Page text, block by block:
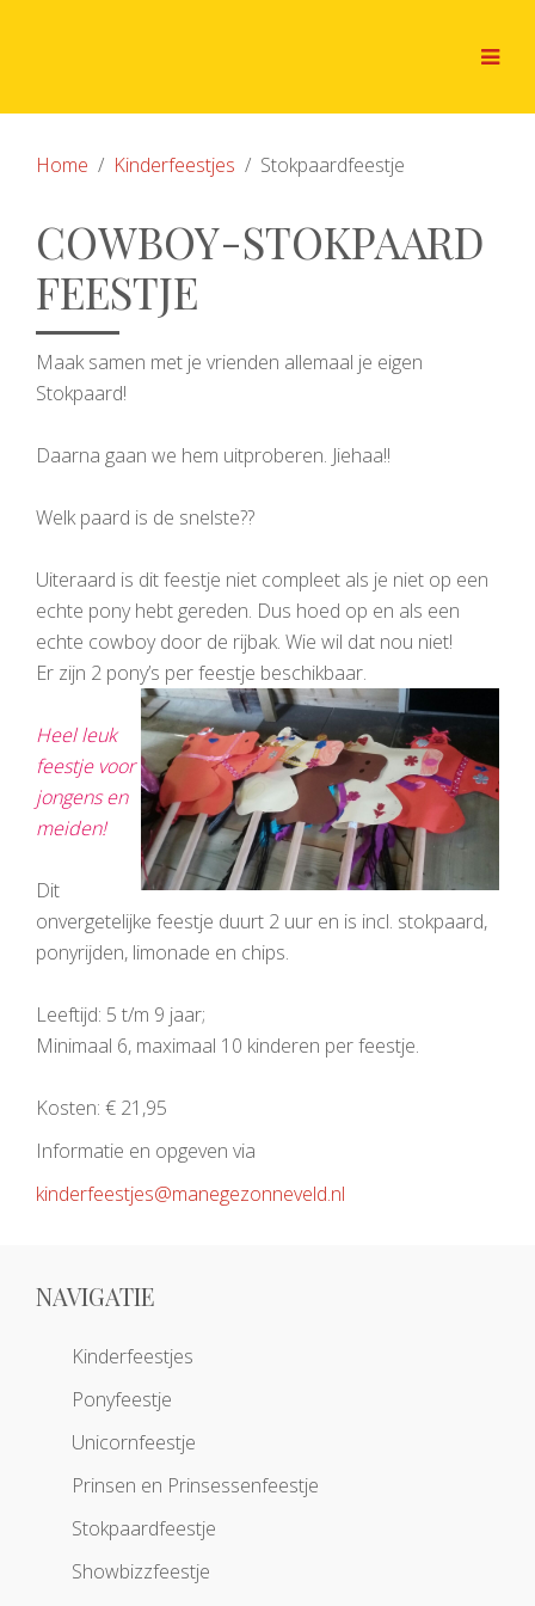
Home Kinderfeestjes Stokpaardfeestje
COWBOY-STOKPAARD
FEESTJE
Maak samen met je vrienden allemaal je eigen
Stokpaard!
Daarna gaan we hem uitproberen. Jiehaa!!
Welk paard is de snelste??
Uiteraard is dit feestje niet compleet als je niet op een
echte pony hebt gereden. Dus hoed op en als een
echte cowboy door de rijbak. Wie wil dat nou niet!
Er zijn 2 pony’s per feestje beschikbaar.
Heel leuk
feestje voor
jongens en
meiden!
Dit
onvergetelijke feestje duurt 2 uur en is incl. stokpaard,
ponyrijden, limonade en chips.
Leeftijd: 5 t/m 9 jaar;
Minimaal 6, maximaal 10 kinderen per feestje.
Kosten: € 21,95
Informatie en opgeven via
kinderfeestjes@manegezonneveld.nl
NAVIGATIE
Kinderfeestjes
Ponyfeestje
Unicornfeestje
Prinsen en Prinsessenfeestje
Stokpaardfeestje
Showbizzfeestje